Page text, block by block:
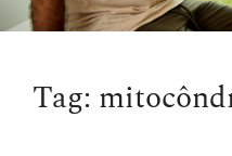
Tag: